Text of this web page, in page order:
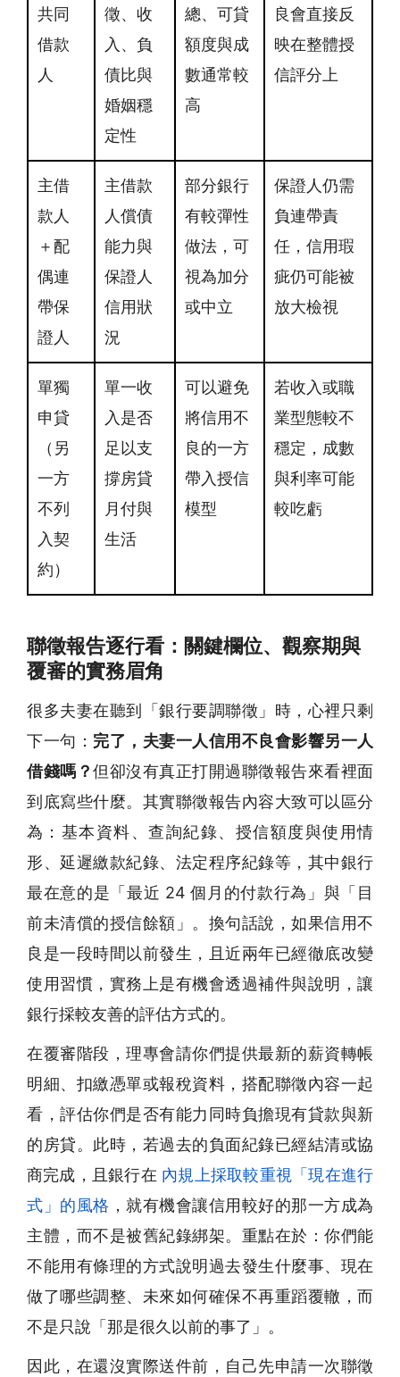
共同
借款
人
徵、收
入、負
債比與
婚姻穩
定性
總、可貸
額度與成
數通常較
高
良會直接反
映在整體授
信評分上
主借
款人
＋配
偶連
帶保
證人
主借款
人償債
能力與
保證人
信用狀
況
部分銀行
有較彈性
做法，可
視為加分
或中立
保證人仍需
負連帶責
任，信用瑕
疵仍可能被
放大檢視
單獨
申貸
（另
一方
不列
入契
約）
單一收
入是否
足以支
撐房貸
月付與
生活
可以避免
將信用不
良的一方
帶入授信
模型
若收入或職
業型態較不
穩定，成數
與利率可能
較吃虧
聯徵報告逐行看：關鍵欄位、觀察期與
覆審的實務眉角
很多夫妻在聽到「銀行要調聯徵」時，心裡只剩
下一句： 完了，夫妻一人信用不良會影響另一人
借錢嗎？但卻沒有真正打開過聯徵報告來看裡面
到底寫些什麼。其實聯徵報告內容大致可以區分
為：基本資料、查詢紀錄、授信額度與使用情
形、延遲繳款紀錄、法定程序紀錄等，其中銀行
最在意的是「最近 24 個月的付款行為」與「目
前未清償的授信餘額」。換句話說，如果信用不
良是一段時間以前發生，且近兩年已經徹底改變
使用習慣，實務上是有機會透過補件與說明，讓
銀行採較友善的評估方式的。
在覆審階段，理專會請你們提供最新的薪資轉帳
明細、扣繳憑單或報稅資料，搭配聯徵內容一起
看，評估你們是否有能力同時負擔現有貸款與新
的房貸。此時，若過去的負面紀錄已經結清或協
商完成，且銀行在 內規上採取較重視「現在進行
式」的風格 ，就有機會讓信用較好的那一方成為
主體，而不是被舊紀錄綁架。重點在於：你們能
不能用有條理的方式說明過去發生什麼事、現在
做了哪些調整、未來如何確保不再重蹈覆轍，而
不是只說「那是很久以前的事了」。
因此，在還沒實際送件前，自己先申請一次聯徵